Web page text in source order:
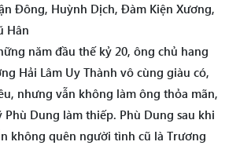
Đông, Huỳnh Dịch, Đàm Kiện Xương,
Hân
năm đầu thế kỷ 20, ông chủ hang
Hải Lâm Uy Thành vô cùng giàu có,
nhưng vẫn không làm ông thỏa mãn,
Phù Dung làm thiếp. Phù Dung sau khi
không quên người tình cũ là Trương